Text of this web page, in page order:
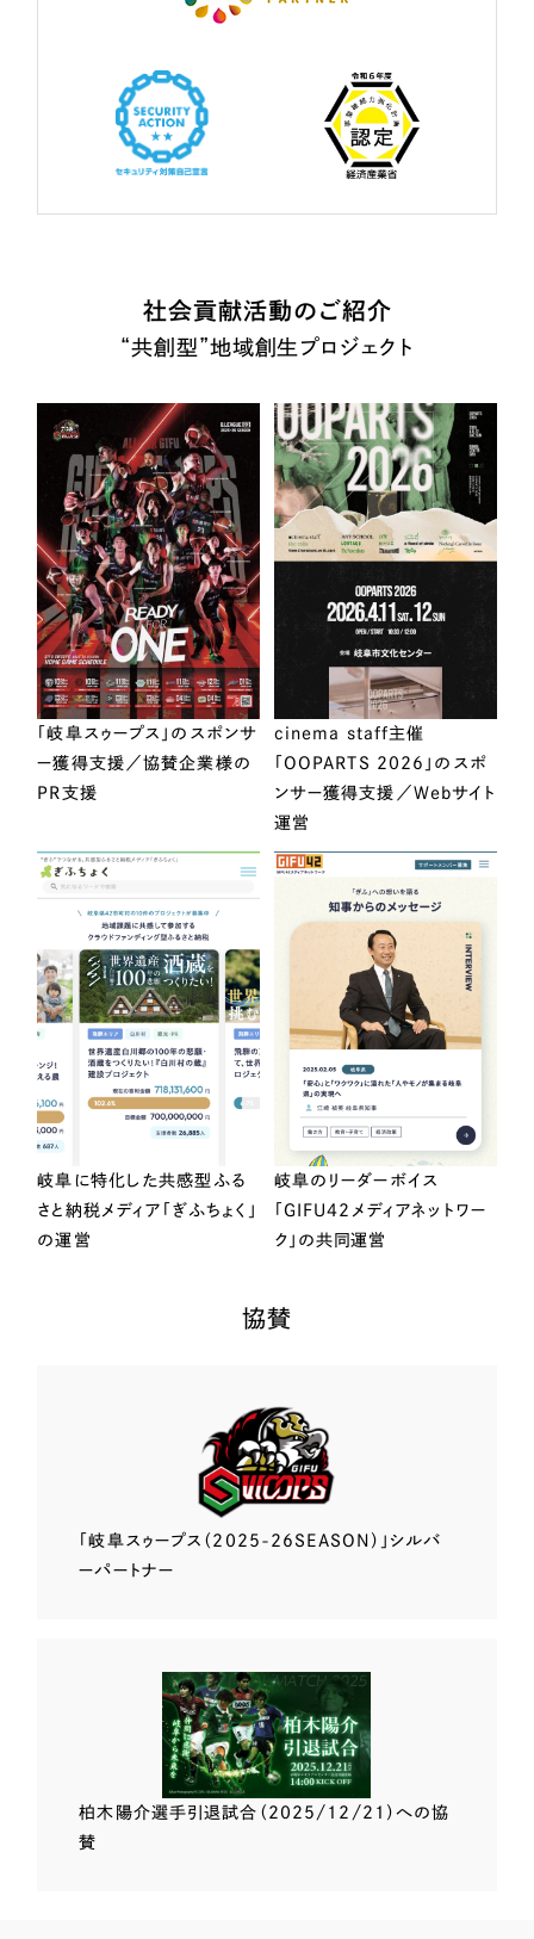
社会貢献活動のご紹介
“共創型”地域創生プロジェクト
「岐阜スゥープス」のスポンサ
ー獲得支援／協賛企業様の
PR支援
cinema staff主催
「OOPARTS 2026」のスポ
ンサー獲得支援／Webサイト
運営
岐阜に特化した共感型ふる
さと納税メディア「ぎふちょく」
の運営
岐阜のリーダーボイス
「GIFU42メディアネットワー
ク」の共同運営
協賛
「岐阜スゥープス （2025-26SEASON）」 シルバ
ーパートナー
柏木陽介選手引退試合（2025/12/21）への協
賛